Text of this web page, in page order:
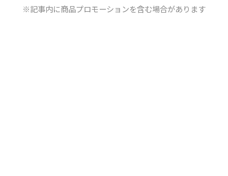
※記事内に商品プロモーションを含む場合があります